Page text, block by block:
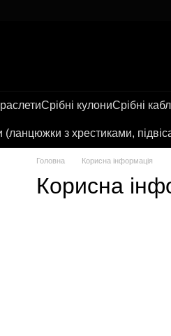
Срібні кулониСрібні
(ланцюжки з хрестиками,
Головна Корисна інформація
Корисна